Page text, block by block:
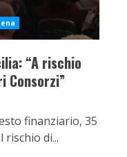
“A rischio
Consorzi”
finanziario, 35
rischio di...